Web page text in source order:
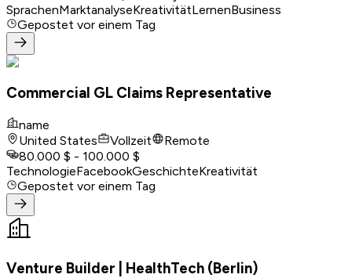
SprachenMarktanalyseKreativitätLernenBusiness
Gepostet vor einem Tag
Commercial GL Claims Representative
name
United States
Vollzeit
Remote
80.000 $ - 100.000 $
TechnologieFacebookGeschichteKreativität
Gepostet vor einem Tag
Venture Builder | HealthTech (Berlin)